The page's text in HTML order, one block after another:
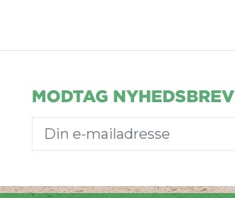
MODTAG NYHEDSBREV